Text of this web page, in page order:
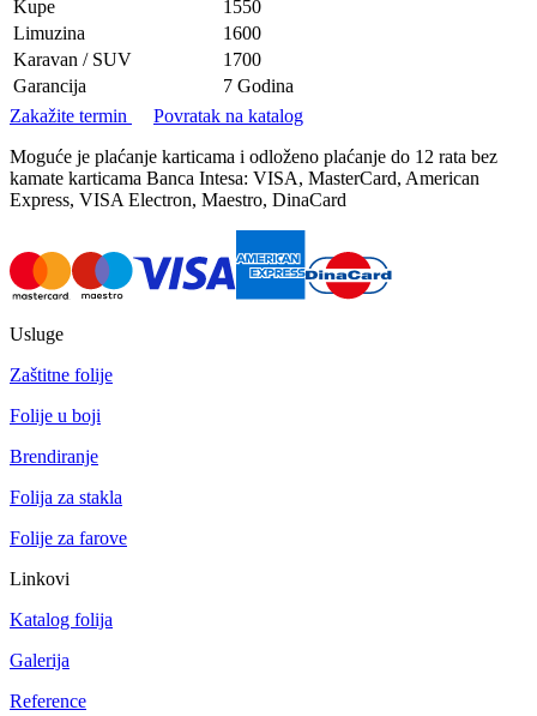
Kupe
1550
Limuzina
1600
Karavan / SUV
1700
Garancija
7 Godina
Zakažite termin
Povratak na katalog
Moguće je plaćanje karticama i odloženo plaćanje do 12 rata bez
kamate karticama Banca Intesa: VISA, MasterCard, American
Express, VISA Electron, Maestro, DinaCard
Usluge
Zaštitne folije
Folije u boji
Brendiranje
Folija za stakla
Folije za farove
Linkovi
Katalog folija
Galerija
Reference